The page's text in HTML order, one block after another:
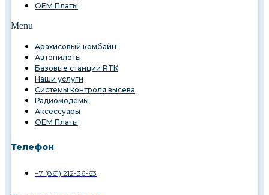
OEM Платы
Menu
Арахисовый комбайн
Автопилоты
Базовые станции RTK
Наши услуги
Системы контроля высева
Радиомодемы
Аксессуары
OEM Платы
Телефон
+7 (861) 212-36-63